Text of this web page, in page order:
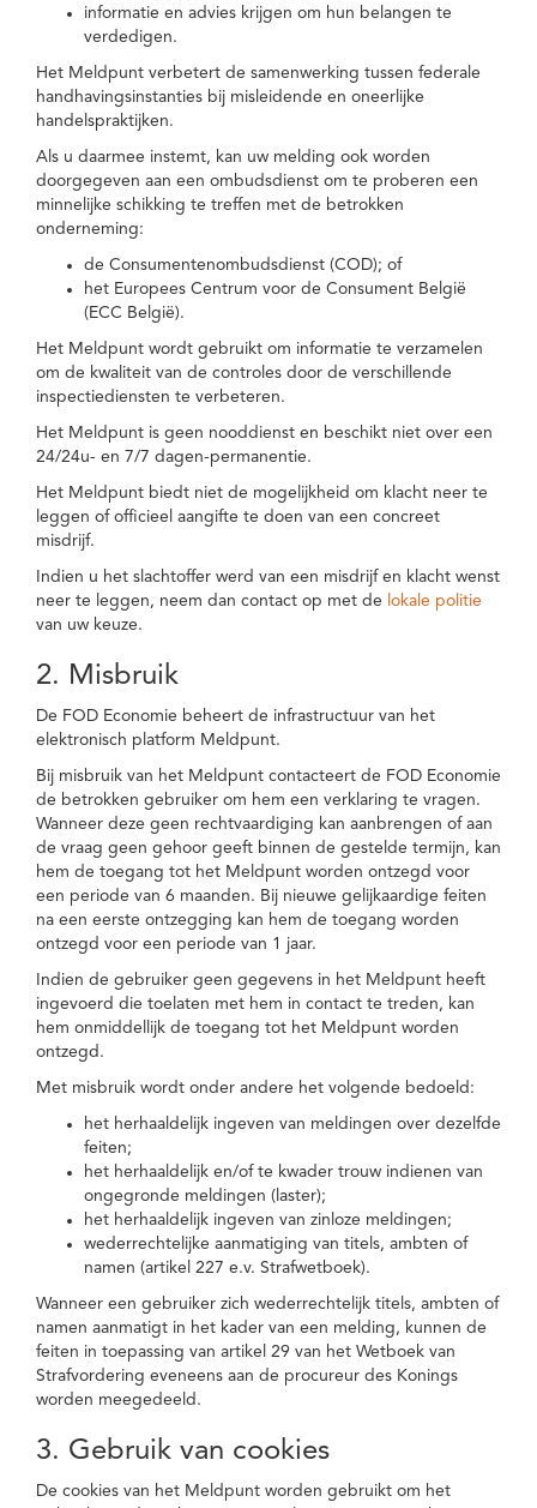
informatie en advies krijgen om hun belangen te
verdedigen.
Het Meldpunt verbetert de samenwerking tussen federale
handhavingsinstanties bij misleidende en oneerlijke
handelspraktijken.
Als u daarmee instemt, kan uw melding ook worden
doorgegeven aan een ombudsdienst om te proberen een
minnelijke schikking te treffen met de betrokken
onderneming:
de Consumentenombudsdienst (COD); of
het Europees Centrum voor de Consument België
(ECC België).
Het Meldpunt wordt gebruikt om informatie te verzamelen
om de kwaliteit van de controles door de verschillende
inspectiediensten te verbeteren.
Het Meldpunt is geen nooddienst en beschikt niet over een
24/24u- en 7/7 dagen-permanentie.
Het Meldpunt biedt niet de mogelijkheid om klacht neer te
leggen of officieel aangifte te doen van een concreet
misdrijf.
Indien u het slachtoffer werd van een misdrijf en klacht wenst
neer te leggen, neem dan contact op met de lokale politie
van uw keuze.
2. Misbruik
De FOD Economie beheert de infrastructuur van het
elektronisch platform Meldpunt.
Bij misbruik van het Meldpunt contacteert de FOD Economie
de betrokken gebruiker om hem een verklaring te vragen.
Wanneer deze geen rechtvaardiging kan aanbrengen of aan
de vraag geen gehoor geeft binnen de gestelde termijn, kan
hem de toegang tot het Meldpunt worden ontzegd voor
een periode van 6 maanden. Bij nieuwe gelijkaardige feiten
na een eerste ontzegging kan hem de toegang worden
ontzegd voor een periode van 1 jaar.
Indien de gebruiker geen gegevens in het Meldpunt heeft
ingevoerd die toelaten met hem in contact te treden, kan
hem onmiddellijk de toegang tot het Meldpunt worden
ontzegd.
Met misbruik wordt onder andere het volgende bedoeld:
het herhaaldelijk ingeven van meldingen over dezelfde
feiten;
het herhaaldelijk en/of te kwader trouw indienen van
ongegronde meldingen (laster);
het herhaaldelijk ingeven van zinloze meldingen;
wederrechtelijke aanmatiging van titels, ambten of
namen (artikel 227 e.v. Strafwetboek).
Wanneer een gebruiker zich wederrechtelijk titels, ambten of
namen aanmatigt in het kader van een melding, kunnen de
feiten in toepassing van artikel 29 van het Wetboek van
Strafvordering eveneens aan de procureur des Konings
worden meegedeeld.
3. Gebruik van cookies
De cookies van het Meldpunt worden gebruikt om het